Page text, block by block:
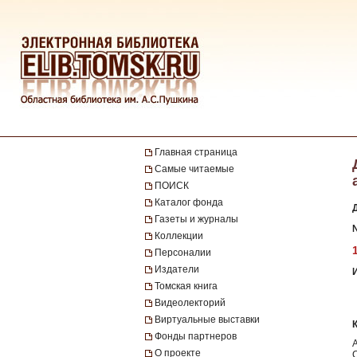
Главная страница
Самые читаемые
ПОИСК
Каталог фонда
Газеты и журналы
Коллекции
Персоналии
Издатели
Томская книга
Видеолекторий
Виртуальные выставки
Фонды партнеров
О проекте